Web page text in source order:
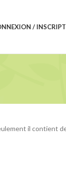
/
il contient